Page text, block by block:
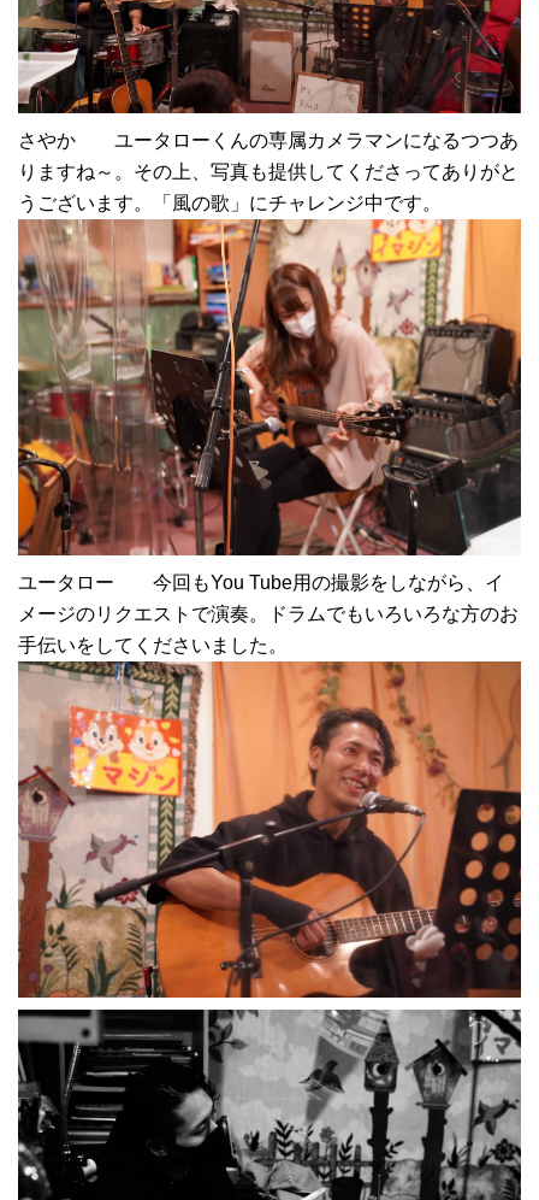
さやか ユータローくんの専属カメラマンになるつつあ
りますね～。その上、写真も提供してくださってありがと
うございます。「風の歌」にチャレンジ中です。
ユータロー 今回もYou Tube用の撮影をしながら、イ
メージのリクエストで演奏。ドラムでもいろいろな方のお
手伝いをしてくださいました。